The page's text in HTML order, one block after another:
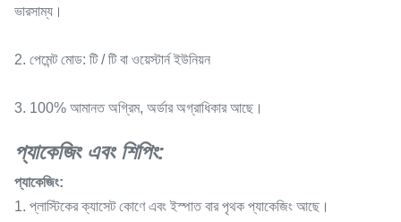
ভারসাম্য।
2. পেমেন্ট মোড: টি / টি বা ওয়েস্টার্ন ইউনিয়ন
3. 100% আমানত অগ্রিম, অর্ডার অগ্রাধিকার আছে।
প্যাকেজিং এবং শিপিং:
প্যাকেজিং:
1. প্লাস্টিকের ক্যাসেট কোণে এবং ইস্পাত বার পৃথক প্যাকেজিং আছে।